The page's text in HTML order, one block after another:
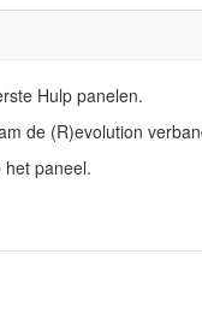
Hulp panelen.
de (R)evolution
paneel.